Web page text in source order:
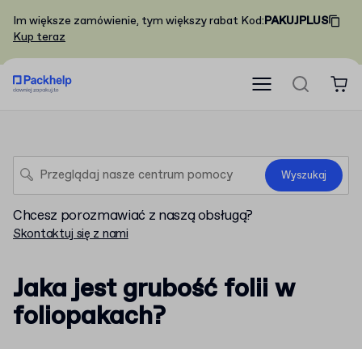
Im większe zamówienie, tym większy rabat Kod:PAKUJPLUS
Kup teraz
Wyszukaj
Chcesz porozmawiać z naszą obsługą?
Skontaktuj się z nami
Jaka jest grubość folii w
foliopakach?